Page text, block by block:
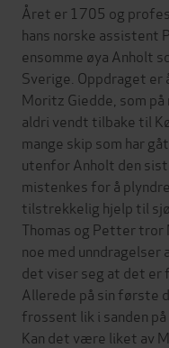
Året er 1705 og
hans norske
ensomme øya Anholt
Sverige. Oppdraget
Moritz Giedde, som
aldri vendt tilbake til
mange skip som har
utenfor Anholt den
mistenkes for å
tilstrekkelig hjelp til
Thomas og Petter tror
noe med unndragelser
det viser seg at det er
Allerede på sin første
frossent lik i sanden på
Kan det være liket av